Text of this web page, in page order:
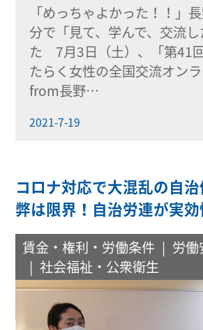
「めっちゃよかった！！」
分で「見て、学んで、交流
た 7月3日（土）、「第41
たらく女性の全国交流オン
from長野…
2021-7-19
コロナ対応で大混乱の自
弊は限界！自治労連が実
賃金・権利・労働条件
労働
社会福祉・公衆衛生